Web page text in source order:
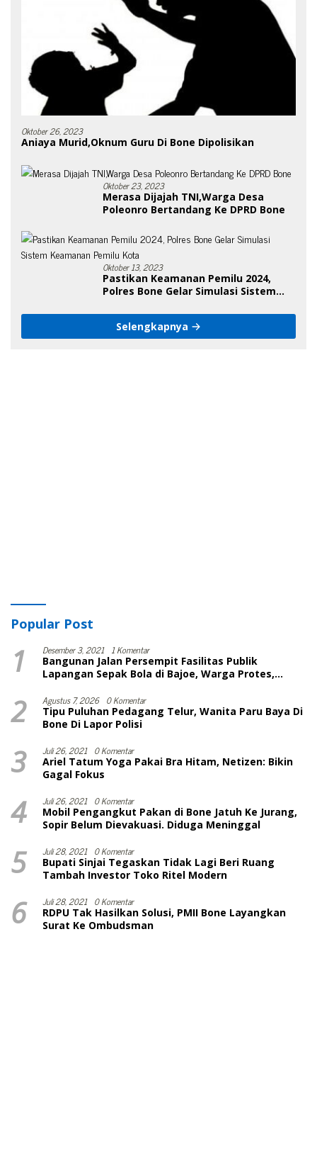
Oktober 26, 2023
Aniaya Murid,Oknum Guru Di Bone Dipolisikan
Oktober 23, 2023
Merasa Dijajah TNI,Warga Desa
Poleonro Bertandang Ke DPRD Bone
Oktober 13, 2023
Pastikan Keamanan Pemilu 2024,
Polres Bone Gelar Simulasi Sistem
Selengkapnya
Popular Post
1 Desember 3, 2021 1 Komentar
Bangunan Jalan Persempit Fasilitas Publik
Lapangan Sepak Bola di Bajoe, Warga Protes,
2 Agustus 7, 2026 0 Komentar
Tipu Puluhan Pedagang Telur, Wanita Paru Baya Di
Bone Di Lapor Polisi
3 Juli 26, 2021 0 Komentar
Ariel Tatum Yoga Pakai Bra Hitam, Netizen: Bikin
Gagal Fokus
4 Juli 26, 2021 0 Komentar
Mobil Pengangkut Pakan di Bone Jatuh Ke Jurang,
Sopir Belum Dievakuasi. Diduga Meninggal
5 Juli 28, 2021 0 Komentar
Bupati Sinjai Tegaskan Tidak Lagi Beri Ruang
Tambah Investor Toko Ritel Modern
6 Juli 28, 2021 0 Komentar
RDPU Tak Hasilkan Solusi, PMII Bone Layangkan
Surat Ke Ombudsman